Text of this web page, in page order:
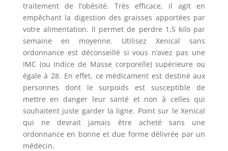
traitement de l’obésité. Très efficace, il agit en
empêchant la digestion des graisses apportées par
votre alimentation. Il permet de perdre 1,5 kilo par
semaine en moyenne. Utilisez Xenical sans
ordonnance est déconseillé si vous n’avez pas une
IMC (ou Indice de Masse corporelle) supérieure ou
égale à 28. En effet, ce médicament est destiné aux
personnes dont le surpoids est susceptible de
mettre en danger leur santé et non à celles qui
souhaitent juste garder la ligne. Point sur le Xenical
qui ne devrait jamais être acheté sans une
ordonnance en bonne et due forme délivrée par un
médecin.